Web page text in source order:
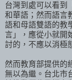
台灣到處可以看到
和華語；然而語言
語和母語雙語的教
言」，應從小就開
討的，不應以消極
然而教育部提供的
無以為繼。台北市